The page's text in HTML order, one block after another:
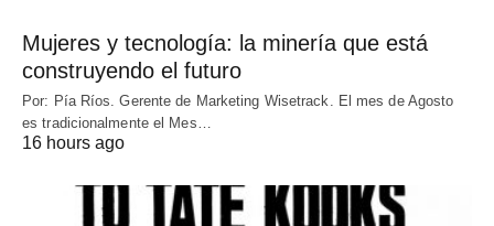
Mujeres y tecnología: la minería que está
construyendo el futuro
Por: Pía Ríos. Gerente de Marketing Wisetrack. El mes de Agosto
es tradicionalmente el Mes…
16 hours ago